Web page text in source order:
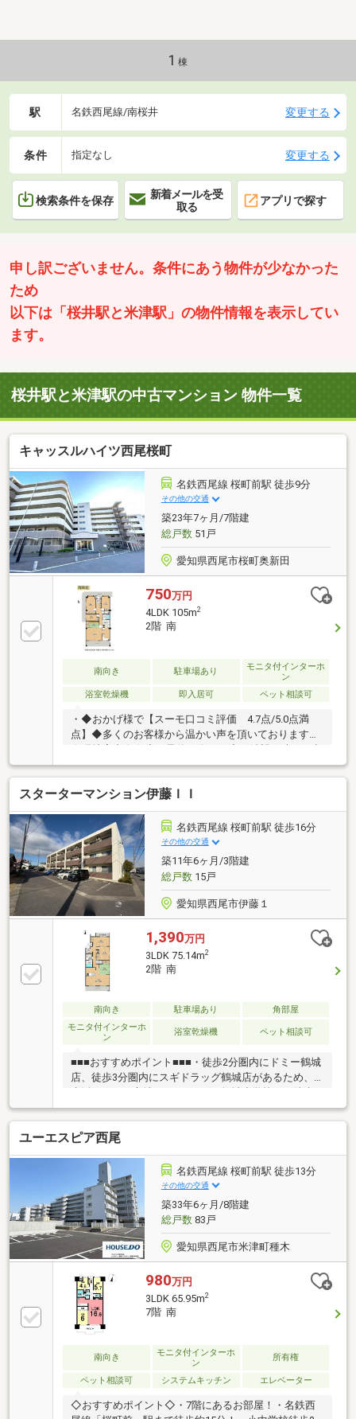
1台継承可 5550円/月
1 棟
駅 名鉄西尾線/南桜井 変更する
条件 指定なし 変更する
検索条件を保存
新着メールを受
取る
アプリで探す
申し訳ございません。条件にあう物件が少なかった
ため
以下は「桜井駅と米津駅」の物件情報を表示してい
ます。
桜井駅と米津駅の中古マンション 物件一覧
キャッスルハイツ西尾桜町
名鉄西尾線 桜町前駅 徒歩9分
その他の交通
築23年7ヶ月/7階建
総戸数51戸
愛知県西尾市桜町奥新田
750万円
4LDK 105m2
2階 南
南向き 駐車場あり
モニタ付インターホ
ン
浴室乾燥機
即入居可 ペット相談可
・◆おかげ様で【スーモ口コミ評価 4.7点/5.0点満
点】◆多くのお客様から温かい声を頂いております。
☆現地案内会☆◆ご予約に際して◆ご希望日時をお申
付け下さい。ご内覧の手配が事前に必要になりますの
でご了承下さい。◆不動産のプロによる物件のご紹介
◆お問合せ物件だけでなく未公開物件のご紹介も可能
です。◆お車でご来店の場合◆無料駐車場が店舗横に
ございます。◆住宅ローンのご相談受付中◆資金計
画、金融機関のご紹介、事前審査から本申し込みまで
サポートさせて頂きます。下記ボタンクリック又は不
動産SHOPナカジツ西尾碧南店【0563-64-0008】迄ご
連絡下さい♪
スターターマンション伊藤ＩＩ
名鉄西尾線 桜町前駅 徒歩16分
その他の交通
築11年6ヶ月/3階建
総戸数15戸
愛知県西尾市伊藤１
1,390万円
3LDK 75.14m2
2階 南
南向き 駐車場あり
角部屋
モニタ付インターホ
ン
浴室乾燥機 ペット相談可
■■■おすすめポイント■■■・徒歩2分圏内にドミー鶴城
店、徒歩3分圏内にスギドラッグ鶴城店があるため、
生活しやすい立地になります♪・鶴城小学校まで徒歩3
分！お子様の通学も安心です！・徒歩2分圏内に伊藤1
号公園があり、お子様にも喜ばれる立地です！・木製
建具や、無垢材使用のフローリングと自然素材が施さ
れた一室になります♪・世帯別の専用物置があり、大
きな荷物をお持ちの方でもご入居が可能です！・南向
き物件ため、リビングの日当たり・風通し良好です
◎・リビング横には和室付き！ちょっとお昼寝をした
い時や来客時にも便利です♪・各居室収納付きのた
め、お部屋を広く使うことができます！
ユーエスピア西尾
名鉄西尾線 桜町前駅 徒歩13分
その他の交通
築33年6ヶ月/8階建
総戸数83戸
愛知県西尾市米津町種木
980万円
3LDK 65.95m2
7階 南
南向き
モニタ付インターホ
ン
所有権
ペット相談可 システムキッチン エレベーター
◇おすすめポイント◇・7階にあるお部屋！・名鉄西